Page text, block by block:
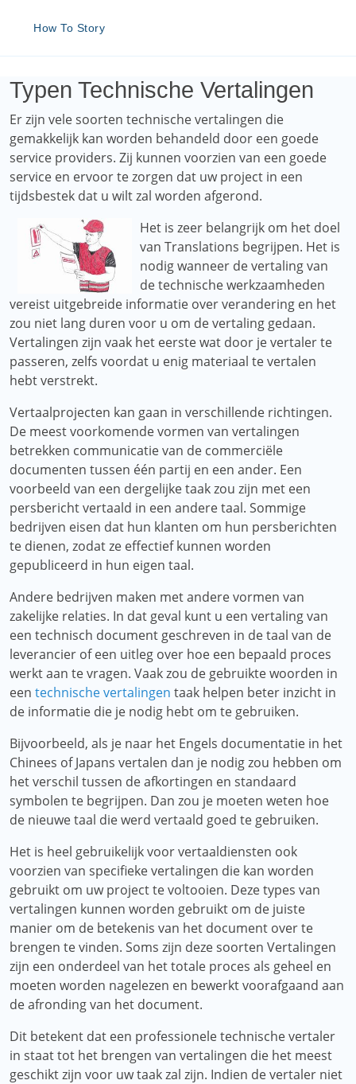
How To Story
Typen Technische Vertalingen
Er zijn vele soorten technische vertalingen die
gemakkelijk kan worden behandeld door een goede
service providers. Zij kunnen voorzien van een goede
service en ervoor te zorgen dat uw project in een
tijdsbestek dat u wilt zal worden afgerond.
Het is zeer belangrijk om het doel
van Translations begrijpen. Het is
nodig wanneer de vertaling van
de technische werkzaamheden
vereist uitgebreide informatie over verandering en het
zou niet lang duren voor u om de vertaling gedaan.
Vertalingen zijn vaak het eerste wat door je vertaler te
passeren, zelfs voordat u enig materiaal te vertalen
hebt verstrekt.
Vertaalprojecten kan gaan in verschillende richtingen.
De meest voorkomende vormen van vertalingen
betrekken communicatie van de commerciële
documenten tussen één partij en een ander. Een
voorbeeld van een dergelijke taak zou zijn met een
persbericht vertaald in een andere taal. Sommige
bedrijven eisen dat hun klanten om hun persberichten
te dienen, zodat ze effectief kunnen worden
gepubliceerd in hun eigen taal.
Andere bedrijven maken met andere vormen van
zakelijke relaties. In dat geval kunt u een vertaling van
een technisch document geschreven in de taal van de
leverancier of een uitleg over hoe een bepaald proces
werkt aan te vragen. Vaak zou de gebruikte woorden in
een technische vertalingen taak helpen beter inzicht in
de informatie die je nodig hebt om te gebruiken.
Bijvoorbeeld, als je naar het Engels documentatie in het
Chinees of Japans vertalen dan je nodig zou hebben om
het verschil tussen de afkortingen en standaard
symbolen te begrijpen. Dan zou je moeten weten hoe
de nieuwe taal die werd vertaald goed te gebruiken.
Het is heel gebruikelijk voor vertaaldiensten ook
voorzien van specifieke vertalingen die kan worden
gebruikt om uw project te voltooien. Deze types van
vertalingen kunnen worden gebruikt om de juiste
manier om de betekenis van het document over te
brengen te vinden. Soms zijn deze soorten Vertalingen
zijn een onderdeel van het totale proces als geheel en
moeten worden nagelezen en bewerkt voorafgaand aan
de afronding van het document.
Dit betekent dat een professionele technische vertaler
in staat tot het brengen van vertalingen die het meest
geschikt zijn voor uw taak zal zijn. Indien de vertaler niet